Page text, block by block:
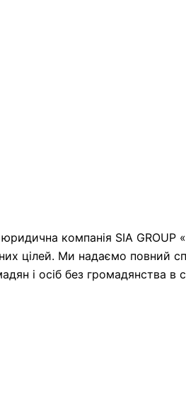
компанія SIA GROUP
цілей. Ми надаємо повний
і осіб без громадянства в